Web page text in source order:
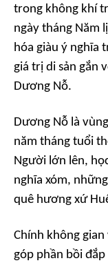
trong không khí
ngày tháng Năm
hóa giàu ý nghĩa
giá trị di sản gắn
Dương Nỗ.
Dương Nỗ là
năm tháng tuổi
Người lớn lên,
nghĩa xóm,
quê hương xứ
Chính không
góp phần bồi